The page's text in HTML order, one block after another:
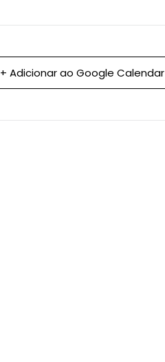
+ Adicionar ao Google Calendar